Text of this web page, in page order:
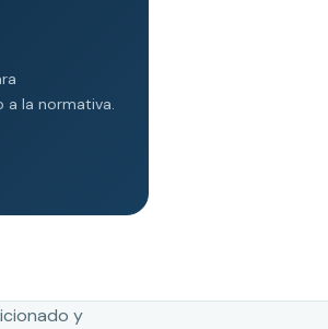
la normativa.
y